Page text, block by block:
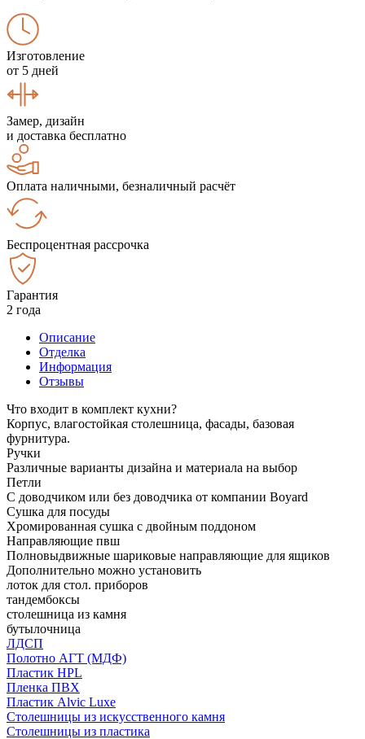
Изготовление
от 5 дней
Замер, дизайн
и доставка бесплатно
Оплата наличными, безналичный расчёт
Беспроцентная рассрочка
Гарантия
2 года
Описание
Отделка
Информация
Отзывы
Что входит в комплект кухни?
Корпус, влагостойкая столешница, фасады, базовая
фурнитура.
Ручки
Различные варианты дизайна и материала на выбор
Петли
С доводчиком или без доводчика от компании Boyard
Сушка для посуды
Хромированная сушка с двойным поддоном
Направляющие пвш
Полновыдвижные шариковые направляющие для ящиков
Дополнительно можно установить
лоток для стол. приборов
тандембоксы
столешница из камня
бутылочница
ЛДСП
Полотно АГТ (МДФ)
Пластик HPL
Пленка ПВХ
Пластик Alvic Luxe
Столешницы из искусственного камня
Столешницы из пластика